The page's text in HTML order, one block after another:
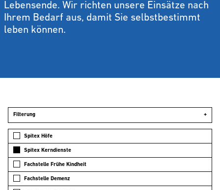
Lebensende. Wir richten unsere Einsätze nach
Ihrem Bedarf aus, damit Sie selbstbestimmt
leben können.
Filterung +
Spitex Höfe
Spitex Kerndienste
Fachstelle Frühe Kindheit
Fachstelle Demenz